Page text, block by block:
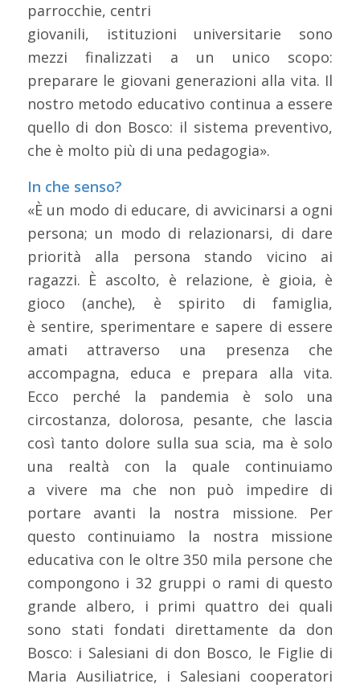
parrocchie, centri
giovanili, istituzioni universitarie sono
mezzi finalizzati a un unico scopo:
preparare le giovani generazioni alla vita. Il
nostro metodo educativo continua a essere
quello di don Bosco: il sistema preventivo,
che è molto più di una pedagogia».
In che senso?
«È un modo di educare, di avvicinarsi a ogni
persona; un modo di relazionarsi, di dare
priorità alla persona stando vicino ai
ragazzi. È ascolto, è relazione, è gioia, è
gioco (anche), è spirito di famiglia,
è sentire, sperimentare e sapere di essere
amati attraverso una presenza che
accompagna, educa e prepara alla vita.
Ecco perché la pandemia è solo una
circostanza, dolorosa, pesante, che lascia
così tanto dolore sulla sua scia, ma è solo
una realtà con la quale continuiamo
a vivere ma che non può impedire di
portare avanti la nostra missione. Per
questo continuiamo la nostra missione
educativa con le oltre 350 mila persone che
compongono i 32 gruppi o rami di questo
grande albero, i primi quattro dei quali
sono stati fondati direttamente da don
Bosco: i Salesiani di don Bosco, le Figlie di
Maria Ausiliatrice, i Salesiani cooperatori